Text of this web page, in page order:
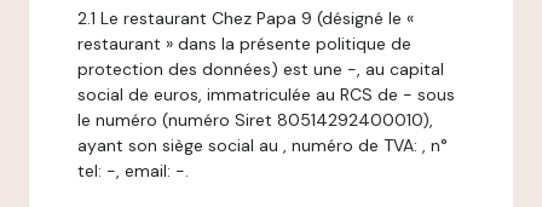
2.1 Le restaurant Chez Papa 9 (désigné le «
restaurant » dans la présente politique de
protection des données) est une -, au capital
social de euros, immatriculée au RCS de - sous
le numéro (numéro Siret 80514292400010),
ayant son siège social au , numéro de TVA: , n°
tel: -, email: -.